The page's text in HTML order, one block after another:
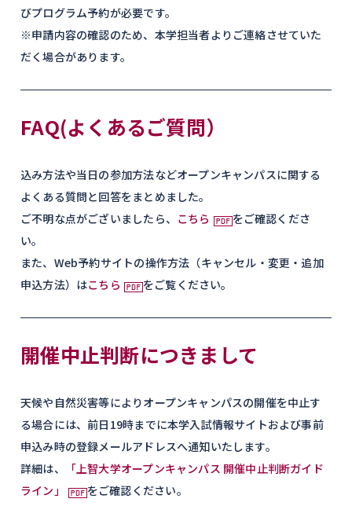
びプログラム予約が必要です。
※申請内容の確認のため、本学担当者よりご連絡させていた
だく場合があります。
FAQ(よくあるご質問）
込み方法や当日の参加方法などオープンキャンパスに関する
よくある質問と回答をまとめました。
ご不明な点がございましたら、 こちら
をご確認くださ
い。
また、Web予約サイトの操作方法（キャンセル・変更・追加
申込方法）はこちら をご覧ください。
開催中止判断につきまして
天候や自然災害等によりオープンキャンパスの開催を中止す
る場合には、前日19時までに本学入試情報サイトおよび事前
申込み時の登録メールアドレスへ通知いたします。
詳細は、
「上智大学オープンキャンパス 開催中止判断ガイド
ライン」
をご確認ください。